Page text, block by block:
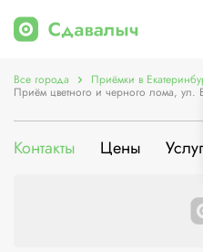
Все города Приёмки в
Приём цветного и черного лома, ул.
Контакты Цены Услуги